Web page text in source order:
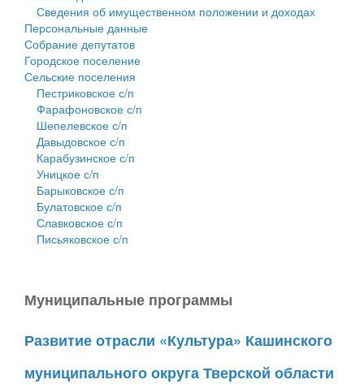
Сведения об имущественном положении и доходах
Персональные данные
Собрание депутатов
Городское поселение
Сельские поселения
Пестриковское с/п
Фарафоновское с/п
Шепелевское с/п
Давыдовское с/п
Карабузинское с/п
Уницкое с/п
Барыковское с/п
Булатовское с/п
Славковское с/п
Письяковское с/п
Муниципальные программы
Развитие отрасли «Культура» Кашинского
муниципального округа Тверской области